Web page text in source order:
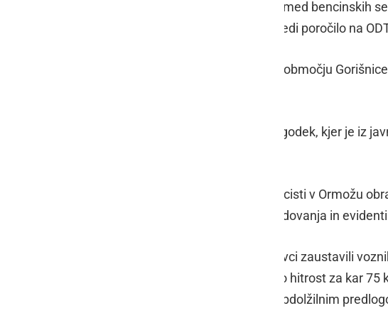
Ob 14.30 so obravnavali na enem izmed bencinskih
kaznivo dejanje, zoper storilca pa sledi poročilo na
Ob 20.06 so policisti obravnavali na območju
Ob 20.10 so policisti obravnavali dogodek, kjer je iz
V nedeljo, 22. maja, ob 03.25 so policisti v Ormožu
vozila. Opravili so ogled kraja poškodovanja in
Ob 14.52 so policisti v naselju Pavlovci zaustavili
naselju in s tem prekoračil dovoljeno hitrost za kar
vozniško dovoljenje in bo skupaj z obdolžilnim